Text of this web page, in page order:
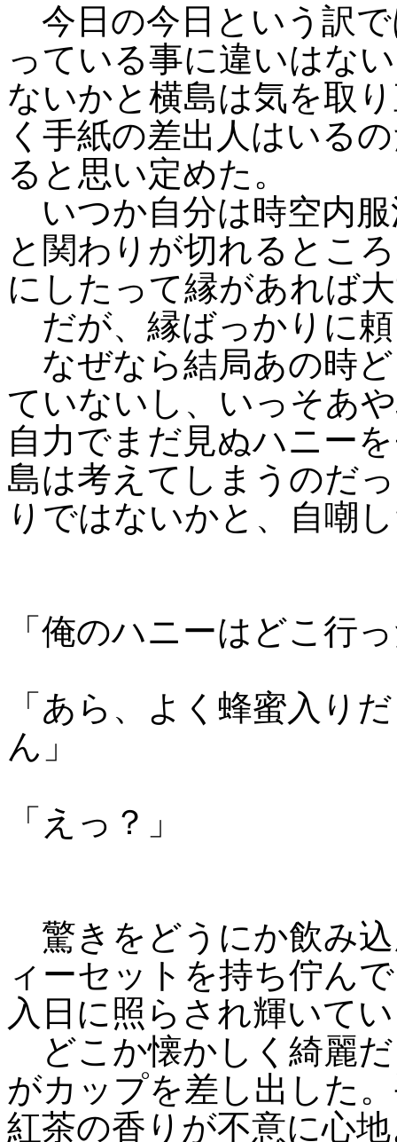
今日の今日という訳
っている事に違いはな
ないかと横島は気を取
く手紙の差出人はいる
ると思い定めた。
いつか自分は時空内
と関わりが切れるとこ
にしたって縁があれば
だが、縁ばっかりに
なぜなら結局あの時
ていないし、いっそあ
自力でまだ見ぬハニー
島は考えてしまうのだ
りではないかと、自嘲
「俺のハニーはどこ行
「あら、よく蜂蜜入り
ん」
「えっ？」
驚きをどうにか飲み
ィーセットを持ち佇ん
入日に照らされ輝いて
どこか懐かしく綺麗
がカップを差し出した
紅茶の香りが不意に心